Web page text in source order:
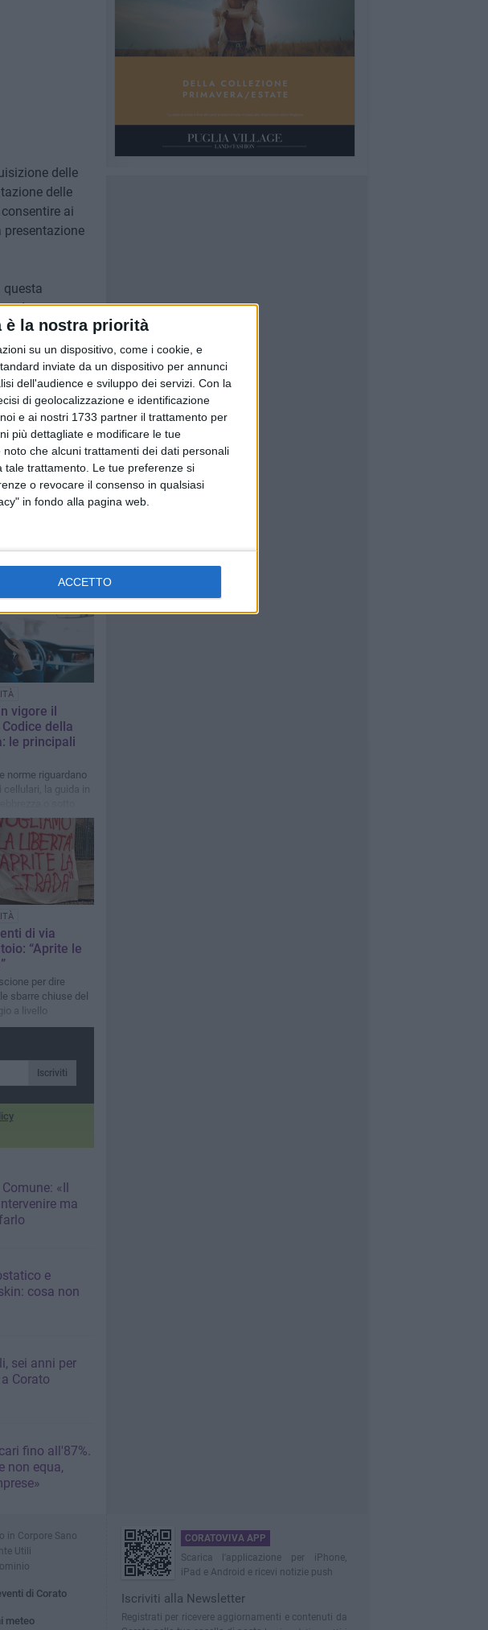
è la nostra priorità
su un dispositivo, come i cookie, e
inviate da un dispositivo per annunci
dell'audience e sviluppo dei servizi. Con la
di geolocalizzazione e identificazione
e ai nostri 1733 partner il trattamento per
più dettagliate e modificare le tue
noto che alcuni trattamenti dei dati personali
tale trattamento. Le tue preferenze si
o revocare il consenso in qualsiasi
in fondo alla pagina web.
ACCETTO
delle
delle
ai
questa
molte aree
Porta Pia:
agenti in
vigore il
della
le principali
norme riguardano
cellulari, la guida in
la mobilità
e i limiti di
di via
“Aprite le
per dire
sbarre chiuse del
a livello
Iscriviti
«Il
ma
e
cosa non
sei anni per
Corato
fino all'87%.
non equa,
in Corpore Sano
Utili
di Corato
meteo
CORATOVIVA APP
Scarica l'applicazione per iPhone,
iPad e Android e ricevi notizie push
Iscriviti alla Newsletter
Registrati per ricevere aggiornamenti e contenuti da